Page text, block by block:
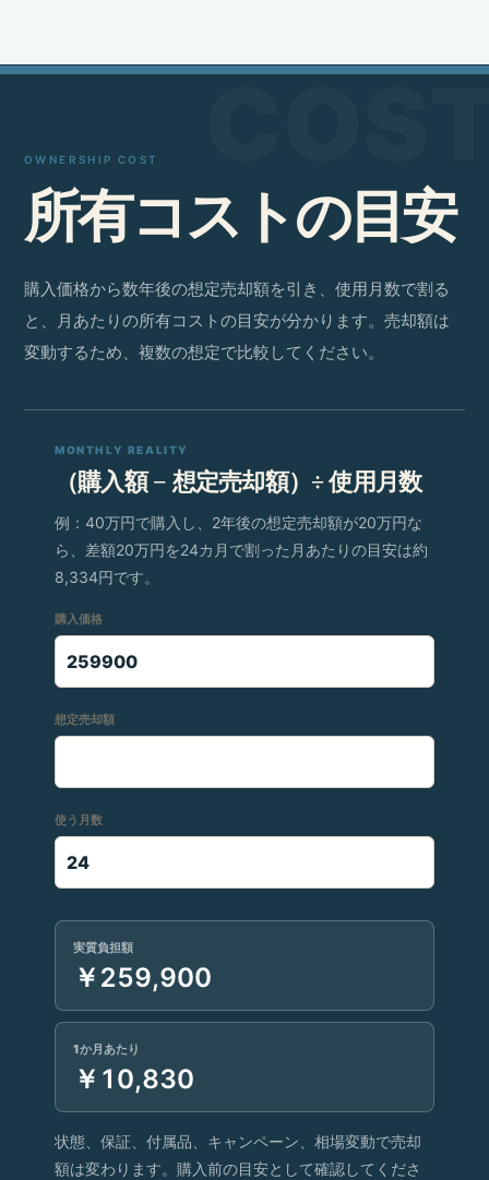
OWNERSHIP COST
所有コス トの目 安
購入価格から数年後の想定売却額を引き、使用月数で割る
と、月あたりの所有コストの目安が分かります。売却額は
変動するため、複数の想定で比較してください。
MONTHLY REALITY
（購入額 − 想定売却額）÷ 使用月数
例：40万円で購入し、2年後の想定売却額が20万円な
ら、差額20万円を24カ月で割った月あたりの目安は約
8,334円です。
購入価格
想定売却額
使う月数
実質負担額
￥259,900
1か月あたり
￥10,830
状態、保証、付属品、キャンペーン、相場変動で売却
額は変わります。購入前の目安として確認してくださ